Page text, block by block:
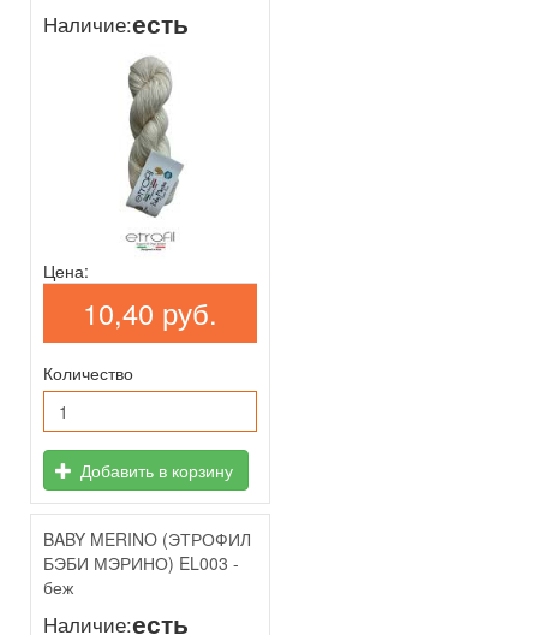
Наличие:есть
Цена:
10,40 руб.
Количество
Добавить в корзину
BABY MERINO (ЭТРОФИЛ
БЭБИ МЭРИНО) EL003 -
беж
Наличие:есть